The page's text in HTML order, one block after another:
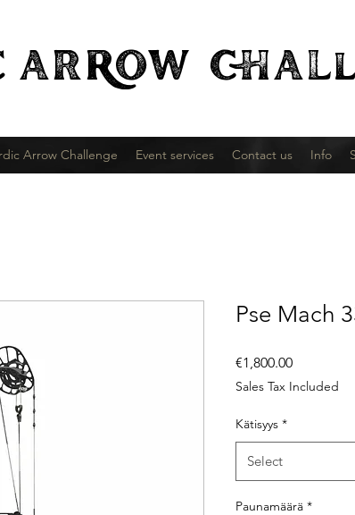
ARROW
Arrow Challenge Event services Contact us Info
Pse Mach
€1,800.00Price
Sales Tax Included
Kätisyys *
Select
Paunamäärä *